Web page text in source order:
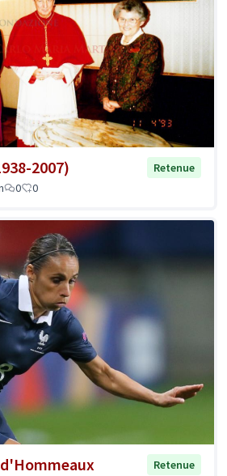
2007)
Retenue
0 0
Retenue